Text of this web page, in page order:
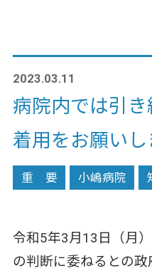
2023.03.11
病院内では引
着用をお願いし
重 要 小嶋病院
令和5年3月13日（月
の判断に委ねるとの政